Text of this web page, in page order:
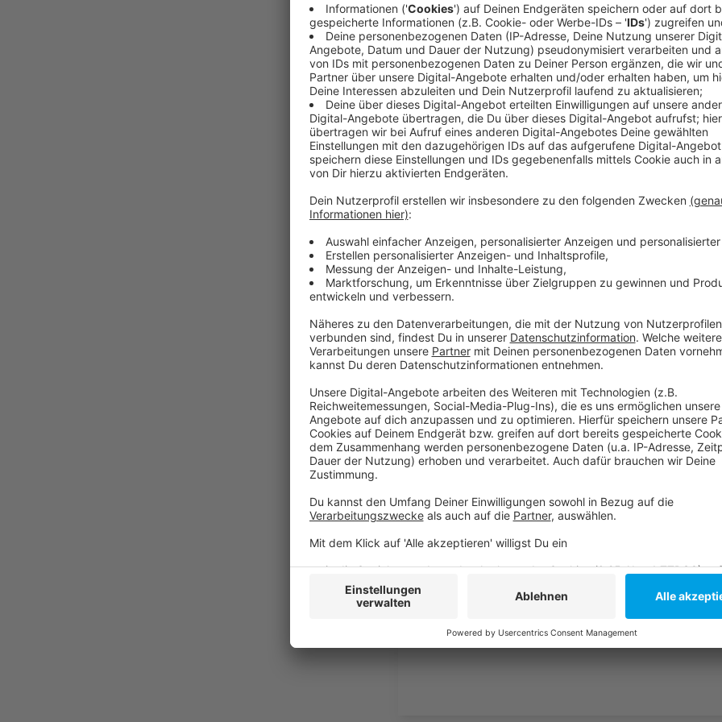
In den kommenden vier Tagen werden hier in
Meisterschaften in 18 Sportarten ausgetragen. OB-
Chance mit Blick auf eine mögliche
Anzeige
Oberbürgermeister Stephan Keller
Zustimmung für eine Olympiabewerbung
Anzeige
Düsseldorf und die Rhein-Ruhr-Region könnten
Olympischen Spiele 2036 bewerben. Noch ist aber
Olympiabewerbung in der Bevölkerung ankommen
Olympia-Kampagnen zuletzt am Widerstand der
Anzeige
Weitere Infos und Links zum Thema:
So haben wir am Wochenende über die Finals
Auch vor zwei Jahren gab es Pläne für eine